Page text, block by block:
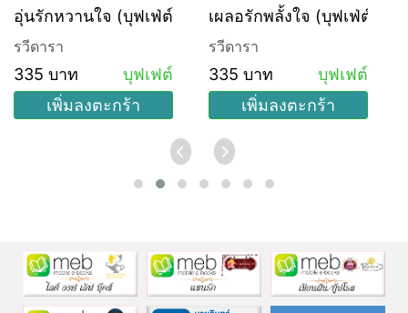
อุ่นรักหวานใจ (บุฟเฟ่ต์)
รวีดารา
335 บาท
บุฟเฟต์
เพิ่มลงตะกร้า
เผลอรักพลั้งใจ (บุฟเฟ่ต์)
รวีดารา
335 บาท
บุฟเฟต์
เพิ่มลงตะกร้า